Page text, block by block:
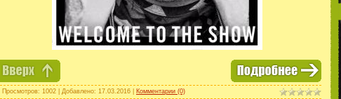
1002 | Добавлено: 17.03.2016 Комментарии (0)